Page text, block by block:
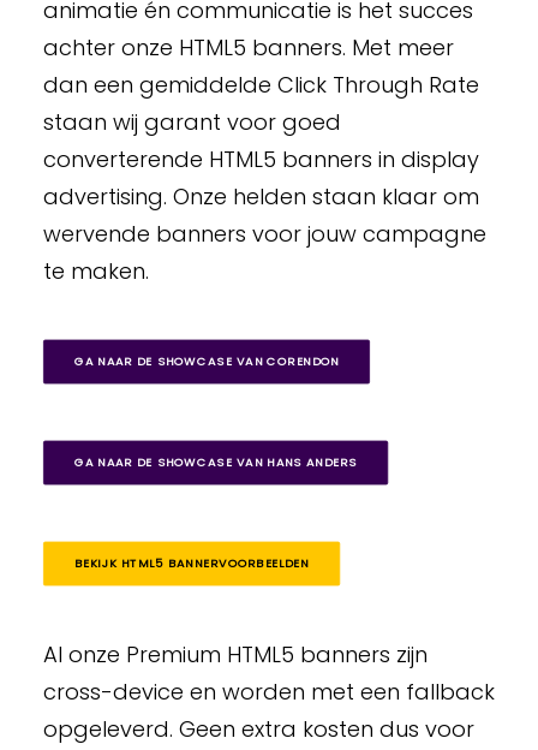
animatie én communicatie is het succes
achter onze HTML5 banners. Met meer
dan een gemiddelde Click Through Rate
staan wij garant voor goed
converterende HTML5 banners in display
advertising. Onze helden staan klaar om
wervende banners voor jouw campagne
te maken.
GA NAAR DE SHOWCASE VAN CORENDON
GA NAAR DE SHOWCASE VAN HANS ANDERS
BEKIJK HTML5 BANNERVOORBEELDEN
Al onze Premium HTML5 banners zijn
cross-device en worden met een fallback
opgeleverd. Geen extra kosten dus voor